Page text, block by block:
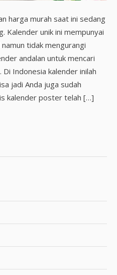
harga murah saat ini sedang
Kalender unik ini mempunyai
tidak mengurangi
andalan untuk mencari
Indonesia kalender inilah
jadi Anda juga sudah
kalender poster telah […]